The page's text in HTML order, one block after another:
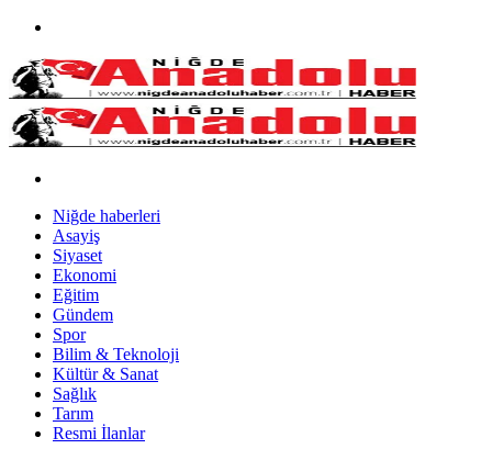
Niğde haberleri
Asayiş
Siyaset
Ekonomi
Eğitim
Gündem
Spor
Bilim & Teknoloji
Kültür & Sanat
Sağlık
Tarım
Resmi İlanlar